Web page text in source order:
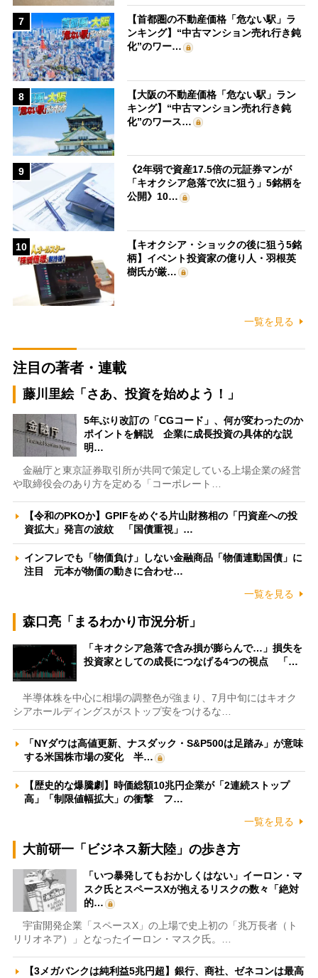
7
【首都圏の不動産価格「危ない駅」ラ
ンキング】“中古マンション売れ行き鈍
化”のワー…
8
【大阪の不動産価格「危ない駅」ラン
キング】“中古マンション売れ行き鈍
化”のワース…
9
《2年弱で資産17.5倍の元証券マンが
「キオクシア急落で次に狙う」5銘柄を
公開》10…
10
【キオクシア・ショックの後に狙う5銘
柄】イベント投資家の億り人・羽根英
樹氏が厳…
一覧を見る
注目の著者・連載
藤川里絵「さあ、投資を始めよう！」
5年ぶり改訂の「CGコード」、何が変わったのか
ポイントを解説 企業に成長投資の具体的な説
明…
金融庁と東京証券取引所が共同で策定している上場企業の経営
や取締役会のあり方を定める「コーポレート…
【令和のPKOか】GPIFをめぐる片山財務相の「円資産への投
資拡大」発言の波紋 「国債重視」…
インフレでも「物価負け」しない金融商品「物価連動国債」に
注目 元本が物価の動きに合わせ…
一覧を見る
森口亮「まるわかり市況分析」
「キオクシア急落で含み損が膨らんで…」損失を
投資家としての成長につなげる4つの視点 「…
半導体株を中心に相場の調整色が強まり、7月中旬にはキオク
シアホールディングスがストップ安をつけるな…
「NYダウは高値更新、ナスダック・S&P500は足踏み」が意味
する米国株市場の変化 半…
【歴史的な爆騰劇】時価総額10兆円企業が「2連続ストップ
高」「制限値幅拡大」の衝撃 フ…
一覧を見る
大前研一「ビジネス新大陸」の歩き方
「いつ暴発してもおかしくはない」イーロン・マ
スク氏とスペースXが抱えるリスクの数々「絶対
的…
宇宙開発企業「スペースX」の上場で史上初の「兆万長者（ト
リリオネア）」となったイーロン・マスク氏。…
【3メガバンクは純利益5兆円超】銀行、商社、ゼネコンは最高